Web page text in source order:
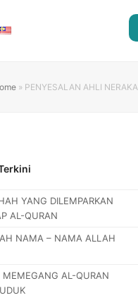
» PENYESALAN AHLI NERAKA
YANG DILEMPARKAN
AL-QURAN
NAMA – NAMA ALLAH
MEMEGANG AL-QURAN